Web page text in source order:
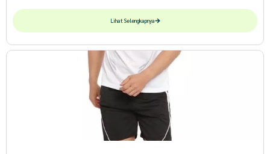
Lihat Selengkapnya